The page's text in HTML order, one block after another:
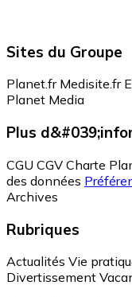
Sites du Groupe
Planet.fr Medisite.fr
Planet Media
Plus
CGU CGV Charte
des données
Archives
Rubriques
Actualités Vie
Divertissement